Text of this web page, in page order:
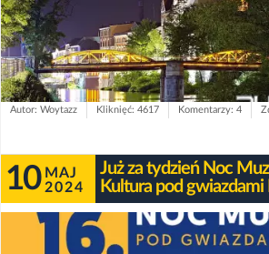
Autor: Woytazz Kliknięć: 4617 Komentarzy: 4
10 MAJ
2024
Już za tydzień Noc
Kultura pod gwiazdami